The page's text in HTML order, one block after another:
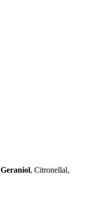
Geraniol, Citronellal,